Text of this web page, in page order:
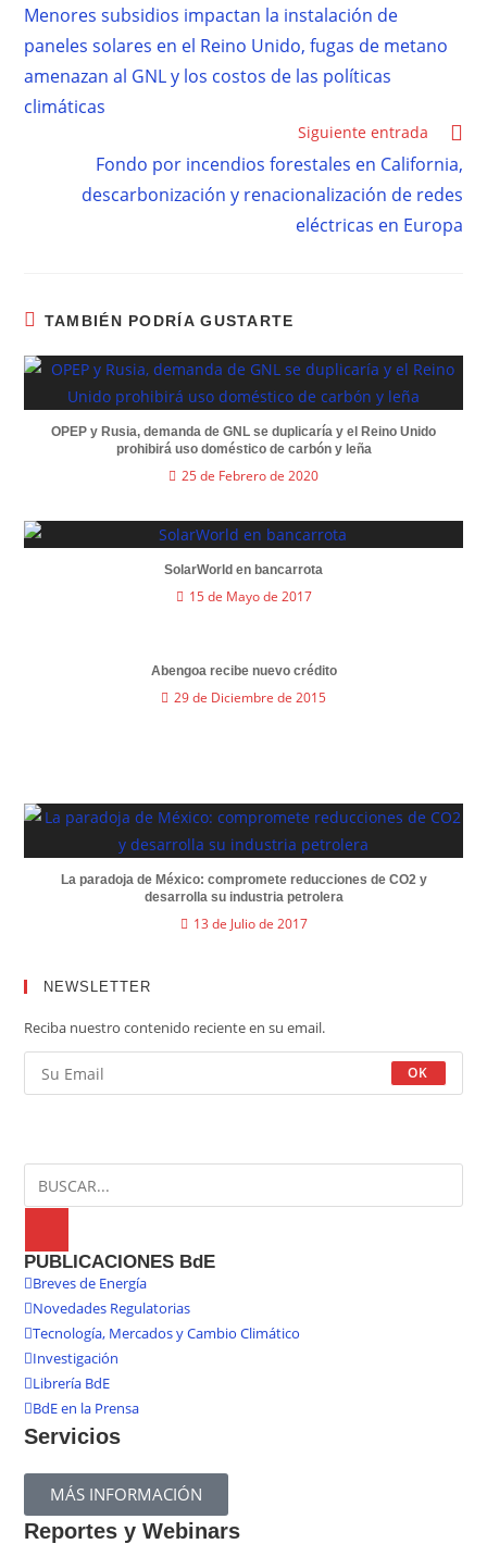
Menores subsidios impactan la instalación de
paneles solares en el Reino Unido, fugas de metano
amenazan al GNL y los costos de las políticas
climáticas
Siguiente entrada
Fondo por incendios forestales en California,
descarbonización y renacionalización de redes
eléctricas en Europa
TAMBIÉN PODRÍA GUSTARTE
OPEP y Rusia, demanda de GNL se duplicaría y el Reino Unido
prohibirá uso doméstico de carbón y leña
25 de Febrero de 2020
SolarWorld en bancarrota
15 de Mayo de 2017
Abengoa recibe nuevo crédito
29 de Diciembre de 2015
La paradoja de México: compromete reducciones de CO2 y
desarrolla su industria petrolera
13 de Julio de 2017
NEWSLETTER
Reciba nuestro contenido reciente en su email.
OK
PUBLICACIONES BdE
Breves de Energía
Novedades Regulatorias
Tecnología, Mercados y Cambio Climático
Investigación
Librería BdE
BdE en la Prensa
Servicios
MÁS INFORMACIÓN
Reportes y Webinars